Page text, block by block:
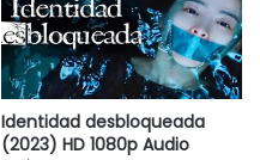
Identidad desbloqueada
(2023) HD 1080p Audio